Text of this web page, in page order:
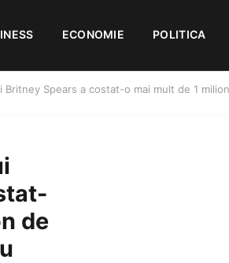
ECONOMIE POLITICA
Britney Spears a costat-o mai mult de 1
de